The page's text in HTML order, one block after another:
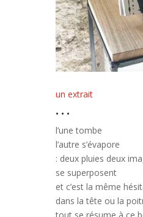
un extrait
. . .
l’une tombe
l’autre s’évapore
: deux pluies deux
se superposent
et c’est la même
dans la tête ou la